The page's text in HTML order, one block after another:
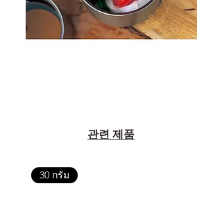
관련 제품
30 กรัม